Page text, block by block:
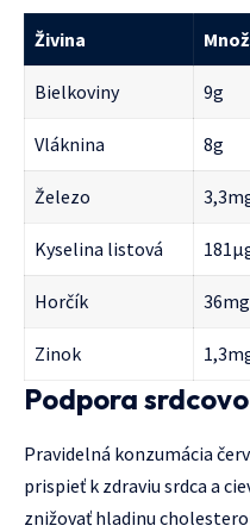
Živina
Bielkoviny 9g
Vláknina 8g
Železo
Kyselina listová
Horčík 36mg
Zinok
Podpora
Pravidelná konzumácia
prispieť k zdraviu srdca a
znižovať hladinu